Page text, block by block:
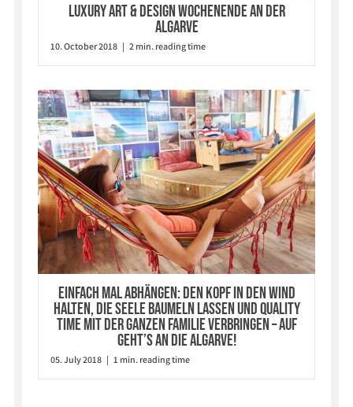
Luxury Art & Design Wochenende an der
Algarve
10. October 2018 | 2 min. reading time
Einfach mal abhängen: Den Kopf in den Wind
halten, die Seele baumeln lassen und Quality
Time mit der ganzen Familie verbringen – auf
geht’s an die Algarve!
05. July 2018 | 1 min. reading time